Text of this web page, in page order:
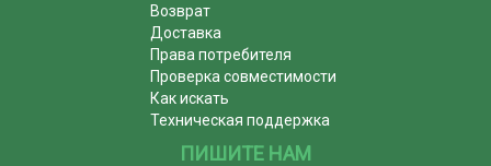
Возврат
Доставка
Права потребителя
Проверка совместимости
Как искать
Техническая поддержка
ПИШИТЕ НАМ